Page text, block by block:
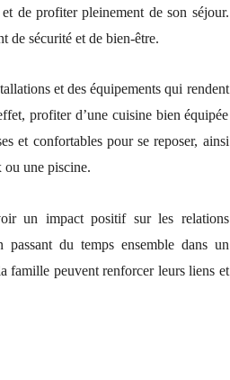
de profiter pleinement de son séjour.
de sécurité et de bien-être.
et des équipements qui rendent
profiter d’une cuisine bien équipée
et confortables pour se reposer, ainsi
ou une piscine.
un impact positif sur les relations
du temps ensemble dans un
famille peuvent renforcer leurs liens et